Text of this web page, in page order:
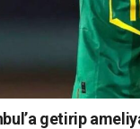
getirip